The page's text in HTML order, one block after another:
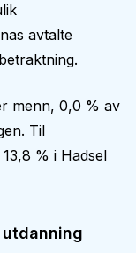
avtalte
menn, 0,0 % av
Til
% i Hadsel